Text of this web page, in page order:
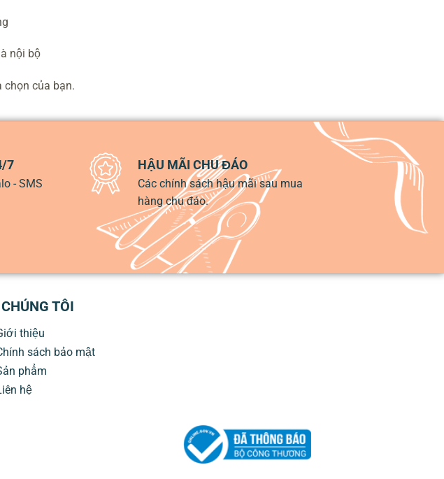
nội bộ
của bạn.
7
- SMS
HẬU MÃI CHU ĐÁO
Các chính sách hậu mãi sau mua
hàng chu đáo.
TÔI
thiệu
sách bảo mật
phẩm
hệ